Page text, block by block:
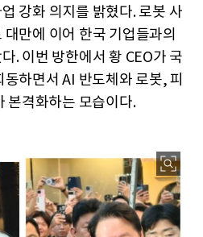
강화 의지를 밝혔다. 로봇 사
만에 이어 한국 기업들과의
. 이번 방한에서 황 CEO가 국
하면서 AI 반도체와 로봇, 피
본격화하는 모습이다.